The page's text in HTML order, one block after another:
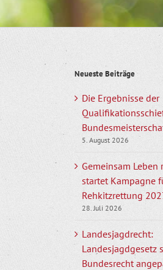
Neueste Beiträge
Die Ergebnisse der
5. August 2026
Gemeinsam Leben
startet Kampagne
Rehkitzrettung
28. Juli 2026
Landesjagdrecht:
Landesjagdgesetz
Bundesrecht